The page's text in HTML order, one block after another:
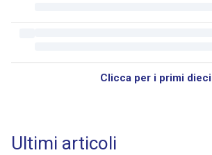
Clicca per i primi dieci
Ultimi articoli